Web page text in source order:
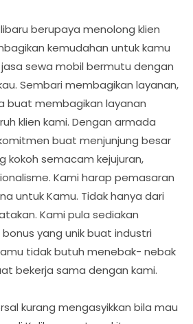
berupaya menolong klien
kemudahan untuk kamu
sewa mobil bermutu dengan
Sembari membagikan layanan,
buat membagikan layanan
klien kami. Dengan armada
buat menjunjung besar
kokoh semacam kejujuran,
Kami harap pemasaran
untuk Kamu. Tidak hanya dari
Kami pula sediakan
yang unik buat industri
tidak butuh menebak- nebak
bekerja sama dengan kami.
kurang mengasyikkan bila mau